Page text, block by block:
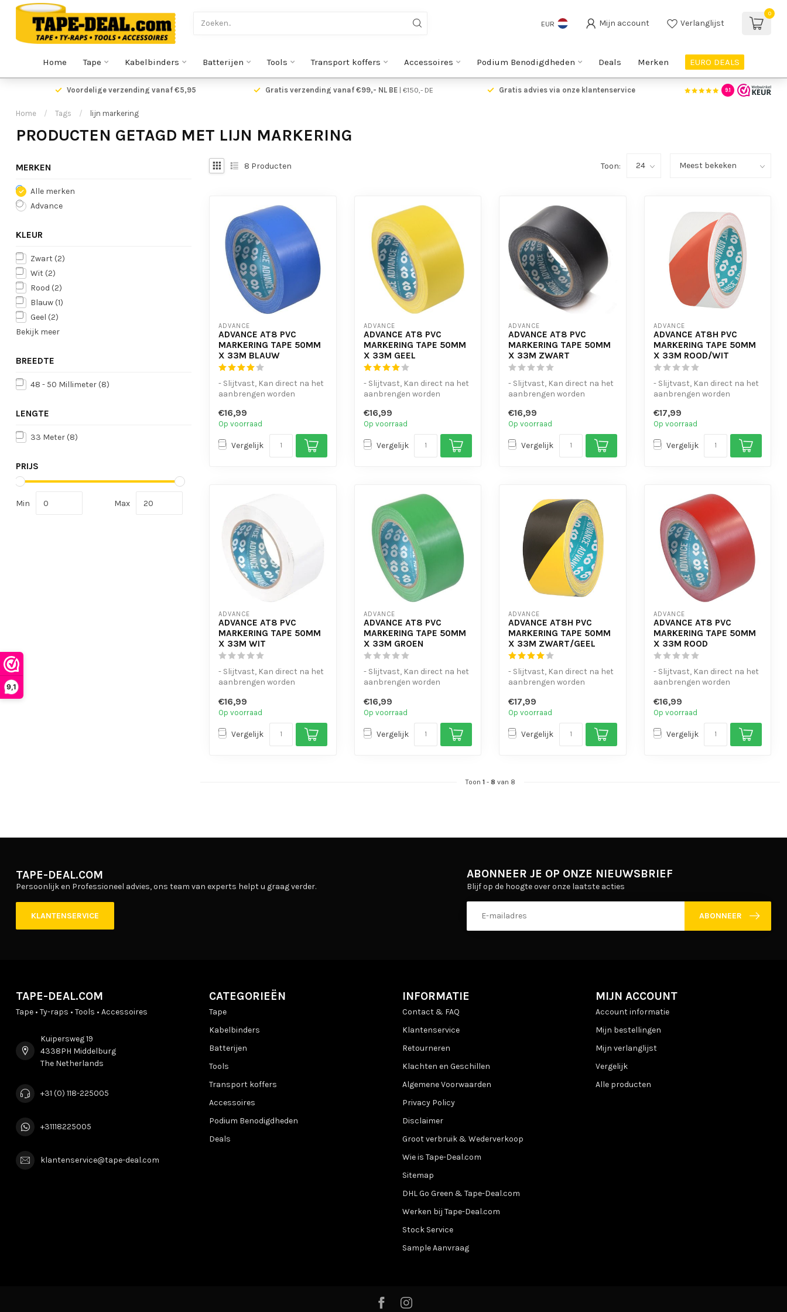
9,1
EUR Mijn account Verlanglijst
0
Home Tape Kabelbinders Batterijen Tools Transport koffers Accessoires Podium Benodigdheden Deals Merken EURO DEALS
Voordelige verzending vanaf €5,95 Gratis verzending vanaf €99,- NL BE| €150,- DE Gratis advies via onze klantenservice 9.1
Home / Tags / lijn markering
PRODUCTEN GETAGD MET LIJN MARKERING
MERKEN
Alle merken
Advance
KLEUR
Zwart (2)
Wit (2)
Rood (2)
Blauw (1)
Geel (2)
Bekijk meer
BREEDTE
48 - 50 Millimeter (8)
LENGTE
33 Meter (8)
PRIJS
Min Max
8 Producten Toon:
ADVANCE
ADVANCE AT8 PVC
MARKERING TAPE 50MM
X 33M BLAUW
- Slijtvast, Kan direct na het
aanbrengen worden
- UV- en waterbestendi...
€16,99
Op voorraad
Vergelijk
ADVANCE
ADVANCE AT8 PVC
MARKERING TAPE 50MM
X 33M GEEL
- Slijtvast, Kan direct na het
aanbrengen worden
- UV- en waterbestendi...
€16,99
Op voorraad
Vergelijk
ADVANCE
ADVANCE AT8 PVC
MARKERING TAPE 50MM
X 33M ZWART
- Slijtvast, Kan direct na het
aanbrengen worden
- UV- en waterbestendi...
€16,99
Op voorraad
Vergelijk
ADVANCE
ADVANCE AT8H PVC
MARKERING TAPE 50MM
X 33M ROOD/WIT
- Slijtvast, Kan direct na het
aanbrengen worden
- UV- en waterbestendi...
€17,99
Op voorraad
Vergelijk
ADVANCE
ADVANCE AT8 PVC
MARKERING TAPE 50MM
X 33M WIT
- Slijtvast, Kan direct na het
aanbrengen worden
- UV- en waterbestendi...
€16,99
Op voorraad
Vergelijk
ADVANCE
ADVANCE AT8 PVC
MARKERING TAPE 50MM
X 33M GROEN
- Slijtvast, Kan direct na het
aanbrengen worden
- UV- en waterbestendi...
€16,99
Op voorraad
Vergelijk
ADVANCE
ADVANCE AT8H PVC
MARKERING TAPE 50MM
X 33M ZWART/GEEL
- Slijtvast, Kan direct na het
aanbrengen worden
- UV- en waterbestendi...
€17,99
Op voorraad
Vergelijk
ADVANCE
ADVANCE AT8 PVC
MARKERING TAPE 50MM
X 33M ROOD
- Slijtvast, Kan direct na het
aanbrengen worden
- UV- en waterbestendi...
€16,99
Op voorraad
Vergelijk
Toon 1- 8 van 8
TAPE-DEAL.COM
Persoonlijk en Professioneel advies, ons team van experts helpt u graag verder.
KLANTENSERVICE
ABONNEER JE OP ONZE NIEUWSBRIEF
Blijf op de hoogte over onze laatste acties
ABONNEER
TAPE-DEAL.COM
Tape • Ty-raps • Tools • Accessoires
Kuipersweg 19
4338PH Middelburg
The Netherlands
+31 (0) 118-225005
+31118225005
klantenservice@tape-deal.com
CATEGORIEËN
Tape
Kabelbinders
Batterijen
Tools
Transport koffers
Accessoires
Podium Benodigdheden
Deals
INFORMATIE
Contact & FAQ
Klantenservice
Retourneren
Klachten en Geschillen
Algemene Voorwaarden
Privacy Policy
Disclaimer
Groot verbruik & Wederverkoop
Wie is Tape-Deal.com
Sitemap
DHL Go Green & Tape-Deal.com
Werken bij Tape-Deal.com
Stock Service
Sample Aanvraag
MIJN ACCOUNT
Account informatie
Mijn bestellingen
Mijn verlanglijst
Vergelijk
Alle producten